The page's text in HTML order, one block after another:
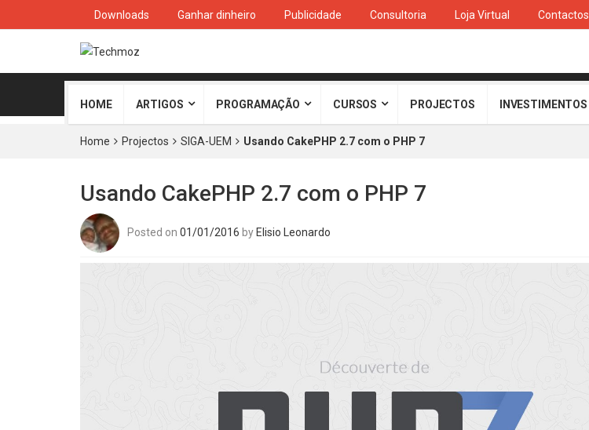
Downloads Ganhar dinheiro Publicidade Consultoria Loja Virtual Contactos
HOME ARTIGOS PROGRAMAÇÃO CURSOS PROJECTOS INVESTIMENTOS
Home Projectos SIGA-UEM Usando CakePHP 2.7 com o PHP 7
Usando CakePHP 2.7 com o PHP 7
Posted on 01/01/2016 by Elisio Leonardo